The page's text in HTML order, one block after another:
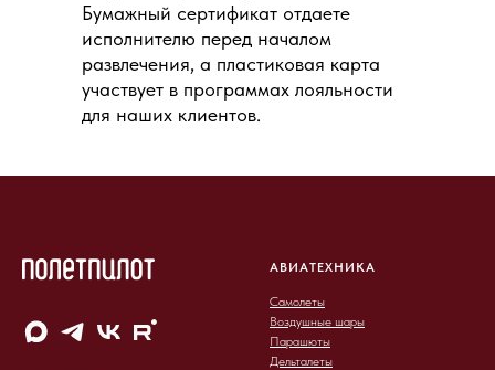
Бумажный сертификат отдаете
исполнителю перед началом
развлечения, а пластиковая карта
участвует в программах лояльности
для наших клиентов.
АВИАТЕХНИКА
Самолеты
Воздушные шары
Парашюты
Дельталеты